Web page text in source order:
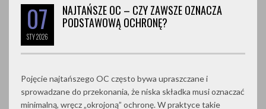
07
STY2026
NAJTAŃSZE OC – CZY ZAWSZE OZNACZA
PODSTAWOWĄ OCHRONĘ?
Pojęcie najtańszego OC często bywa upraszczane i
sprowadzane do przekonania, że niska składka musi oznaczać
minimalną, wręcz „okrojoną” ochronę. W praktyce takie